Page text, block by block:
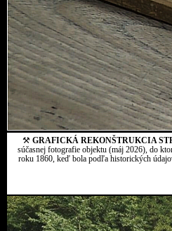
⚒ GRAFICKÁ REKONŠTRUKCIA
súčasnej fotografie objektu (máj 2026), do
roku 1860, keď bola podľa historických